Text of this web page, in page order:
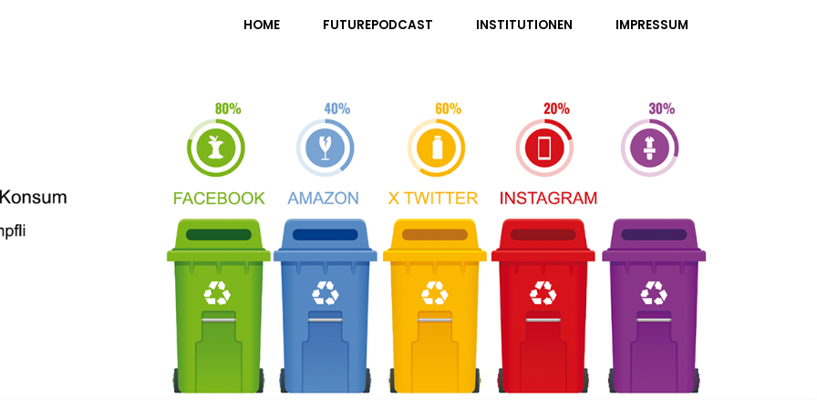
HOME FUTUREPODCAST INSTITUTIONEN IMPRESSUM